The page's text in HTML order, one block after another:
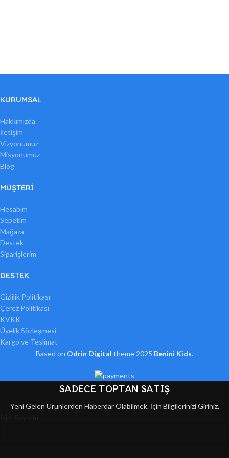
KURUMSAL
Hakkımızda
İletişim
Vizyonumuz
Misyonumuz
Blog
MÜŞTERI
Hesabım
Sepetim
Mağaza
Destek
Siparişlerim
DESTEK
Gizlilik Politikası
Çerez Politikası
KVKK
Üyelik Sözleşmesi
Kargo ve Teslimat
Based on Odrin Digital theme 2025 Benini Kids.
SADECE TOPTAN SATIŞ
Yeni Gelen Ürünlerden Haberdar Olabilmek. İçin Bilgilerinizi Giriniz.